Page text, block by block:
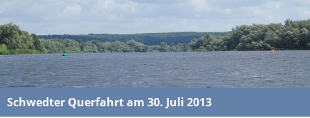
Schwedter Querfahrt am 30. Juli 2013